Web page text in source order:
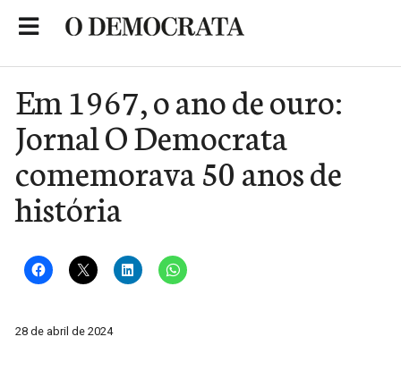
Em 1967, o ano de ouro:
Jornal O Democrata
comemorava 50 anos de
história
28 de abril de 2024